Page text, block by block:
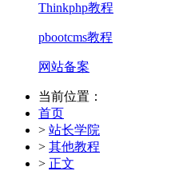
Thinkphp教程
pbootcms教程
网站备案
当前位置：
首页
> 站长学院
> 其他教程
> 正文